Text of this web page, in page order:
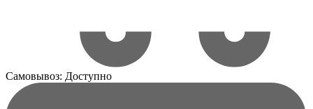
Самовывоз: Доступно